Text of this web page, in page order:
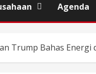
Agenda
Trump Bahas